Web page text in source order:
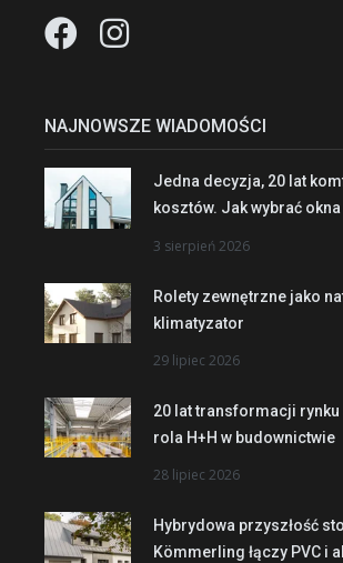
NAJNOWSZE WIADOMOŚCI
Jedna decyzja, 20 lat
kosztów. Jak wybrać
3 sierpień 2026
Rolety zewnętrzne jako
klimatyzator
29 lipiec 2026
20 lat transformacji rynku
rola H+H w budownictwie
28 lipiec 2026
Hybrydowa przyszłość
Kömmerling łączy PVC i